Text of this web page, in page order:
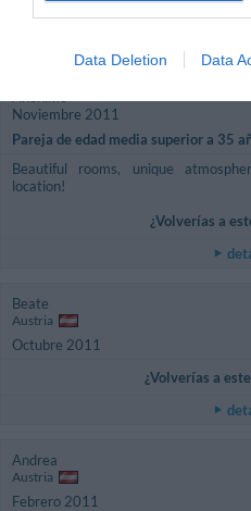
Data Deletion Data
¿Volverías a
Noviembre 2011
Pareja de edad media superior a 35
Beautiful rooms, unique
location!
¿Volverías a
Beate
Austria
Octubre 2011
¿Volverías a
Andrea
Austria
Febrero 2011